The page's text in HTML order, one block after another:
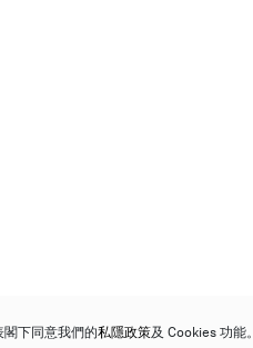
下同意我們的私隱政策及 Cookies 功能。